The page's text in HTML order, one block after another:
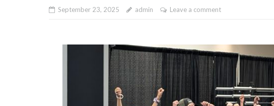
September 23, 2025 admin Leave a comment